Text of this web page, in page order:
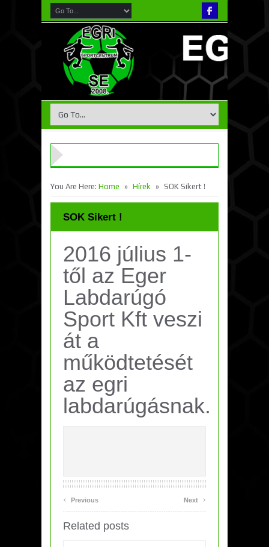
You Are Here: Home » Hírek » SOK Sikert !
SOK Sikert !
2016 július 1-
től az Eger
Labdarúgó
Sport Kft veszi
át a
működtetését
az egri
labdarúgásnak.
‹ Previous Next ›
Related posts